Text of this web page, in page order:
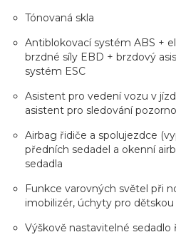
Tónovaná skla
Antiblokovací systém ABS +
brzdné síly EBD + brzdový
systém ESC
Asistent pro vedení vozu v
asistent pro sledování
Airbag řidiče a spolujezdce
předních sedadel a okenní
sedadla
Funkce varovných světel při
imobilizér, úchyty pro dětskou
Výškově nastavitelné sedadlo